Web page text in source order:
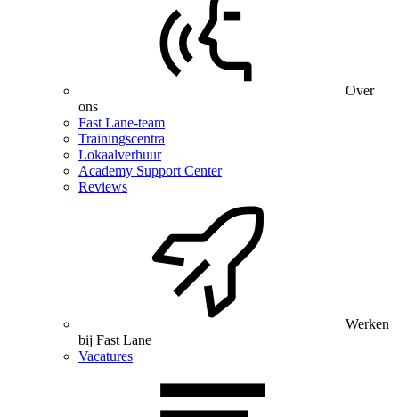
Over
ons
Fast Lane-team
Trainingscentra
Lokaalverhuur
Academy Support Center
Reviews
Werken
bij Fast Lane
Vacatures